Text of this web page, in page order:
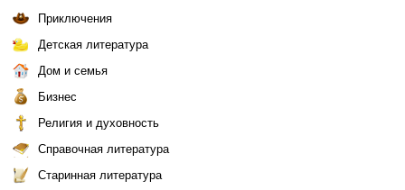
Приключения
Детская литература
Дом и семья
Бизнес
Религия и духовность
Справочная литература
Старинная литература